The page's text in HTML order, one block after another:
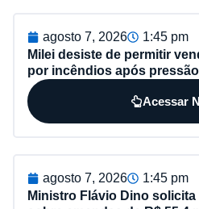
agosto 7, 2026
1:45 pm
Milei desiste de permitir
por incêndios após
Acessar
agosto 7, 2026
1:45 pm
Ministro Flávio Dino